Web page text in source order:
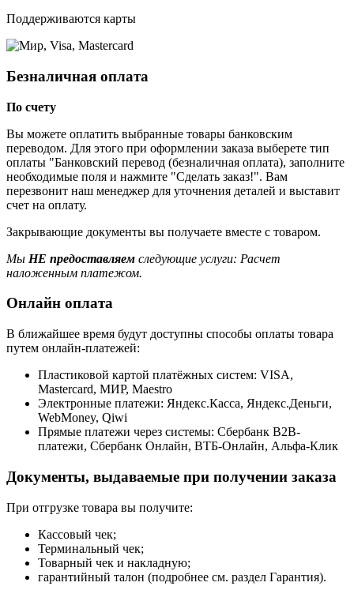
Поддерживаются карты
Безналичная оплата
По счету
Вы можете оплатить выбранные товары банковским
переводом. Для этого при оформлении заказа выберете тип
оплаты "Банковский перевод (безналичная оплата), заполните
необходимые поля и нажмите "Сделать заказ!". Вам
перезвонит наш менеджер для уточнения деталей и выставит
счет на оплату.
Закрывающие документы вы получаете вместе с товаром.
Мы НЕ предоставляем следующие услуги: Расчет
наложенным платежом.
Онлайн оплата
В ближайшее время будут доступны способы оплаты товара
путем онлайн-платежей:
Пластиковой картой платёжных систем: VISA,
Mastercard, МИР, Maestrо
Электронные платежи: Яндекс.Касса, Яндекс.Деньги,
WebMoney, Qiwi
Прямые платежи через системы: Сбербанк B2B-
платежи, Сбербанк Онлайн, ВТБ-Онлайн, Альфа-Клик
Документы, выдаваемые при получении заказа
При отгрузке товара вы получите:
Кассовый чек;
Терминальный чек;
Товарный чек и накладную;
гарантийный талон (подробнее см. раздел Гарантия).